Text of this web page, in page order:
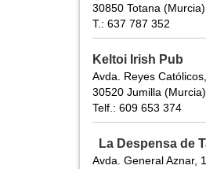
30850 Totana (Murcia)
T.: 637 787 352
Keltoi Irish Pub
Avda. Reyes
30520 Jumilla (Murcia)
Telf.: 609 653 374
La Despensa de
Avda. General Aznar,